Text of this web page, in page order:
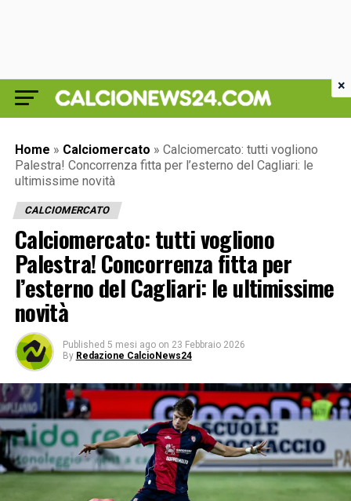
Home » Calciomercato » Calciomercato: tutti vogliono
Palestra! Concorrenza fitta per l’esterno del Cagliari: le
ultimissime novità
CALCIOMERCATO
Calciomercato: tutti vogliono
Palestra! Concorrenza fitta per
l’esterno del Cagliari: le ultimissime
novità
Published 5 mesi ago on 23 Febbraio 2026
By Redazione CalcioNews24
×